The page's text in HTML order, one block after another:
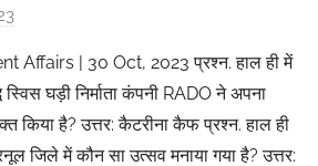
R
a
k
h
Affairs | 30 Oct, 2023 प्रश्न. हाल ही में
घड़ी निर्माता कंपनी RADO ने अपना
किया है? उत्तर: कैटरीना कैफ प्रश्न. हाल ही
जिले में कौन सा उत्सव मनाया गया है? उत्तर: